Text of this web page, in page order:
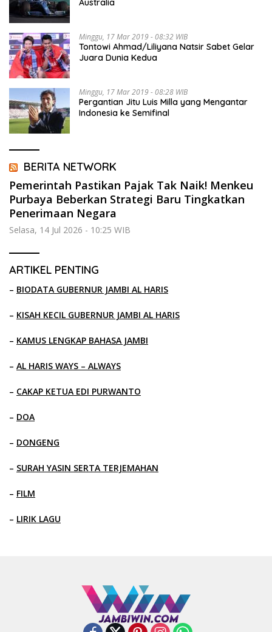
Minggu, 17 Mar 2019 - 08:32 WIB
Tontowi Ahmad/Liliyana Natsir Sabet Gelar
Juara Dunia Kedua
Minggu, 17 Mar 2019 - 08:28 WIB
Pergantian Jitu Luis Milla yang Mengantar
Indonesia ke Semifinal
BERITA NETWORK
Pemerintah Pastikan Pajak Tak Naik! Menkeu
Purbaya Beberkan Strategi Baru Tingkatkan
Penerimaan Negara
Selasa, 14 Jul 2026 - 10:25 WIB
ARTIKEL PENTING
– BIODATA GUBERNUR JAMBI AL HARIS
– KISAH KECIL GUBERNUR JAMBI AL HARIS
– KAMUS LENGKAP BAHASA JAMBI
– AL HARIS WAYS – ALWAYS
– CAKAP KETUA EDI PURWANTO
– DOA
– DONGENG
– SURAH YASIN SERTA TERJEMAHAN
– FILM
– LIRIK LAGU